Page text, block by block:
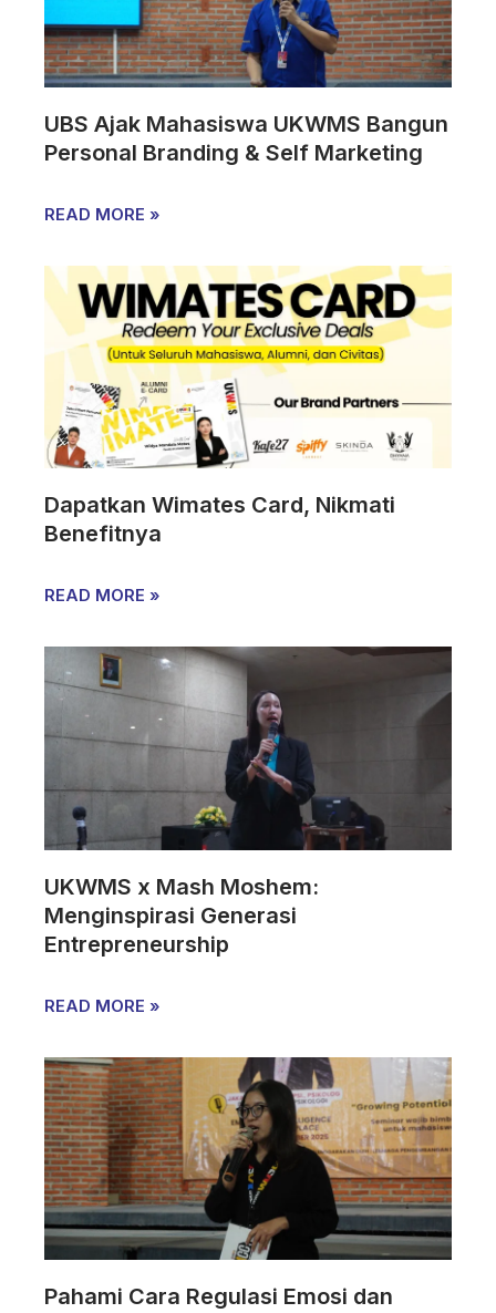
UBS Ajak Mahasiswa UKWMS Bangun
Personal Branding & Self Marketing
READ MORE »
Dapatkan Wimates Card, Nikmati
Benefitnya
READ MORE »
UKWMS x Mash Moshem:
Menginspirasi Generasi
Entrepreneurship
READ MORE »
Pahami Cara Regulasi Emosi dan